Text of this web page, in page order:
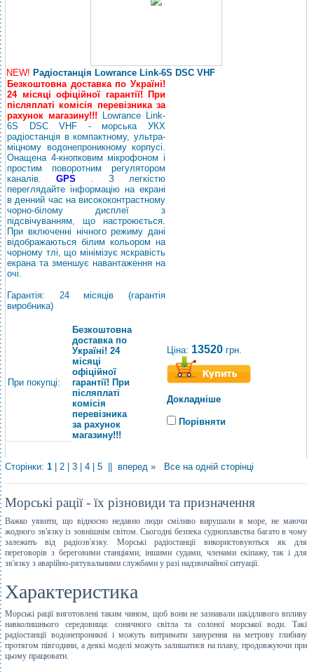
NEW! Радіостанція Lowrance Link-6S DSC VHF
Безкоштовна доставка по Україні!
24 місяці офіційної гарантії! При
післяплаті комісія перевізника за
рахунок магазину!!! Lowrance Link-
6S DSC VHF - морська УКХ
радіостанція в компактному, ультра-
міцному водонепроникному корпусі.
Онащена 4-кнопковим мікрофоном і
простим поворотним регулятором
каналів. GPS . З легкістю
переглядайте інформацію на екрані
в денний час на висококонтрастному
чорно-білому дисплеї з
підсвічуванням, що настроюється.
При включенні нічного режиму дані
відображаються білим кольором на
чорному тлі, що мінімізує яскравість
екрана та зменшує навантаження на
очі.
Гарантія: 24 місяців (гарантія
виробника)
При покупці:
Безкоштовна
доставка по
Україні! 24
місяці
офіційної
гарантії! При
післяплаті
комісія
перевізника
за рахунок
магазину!!!
Ціна: 13520 грн.
Докладніше
Порівняти
Сторінки: 1 2 3 4 5 вперед » Все на одній сторінці
Морські рації - їх різновиди та призначення
Важко уявити, що відносно недавно люди сміливо вирушали в море, не маючи
жодного зв'язку із зовнішнім світом. Сьогодні безпека судноплавства багато в чому
залежить від радіозв'язку. Морські радіостанції використовуються як для
переговорів з береговими станціями, іншими судами, членами екіпажу, так і для
зв'язку з аварійно-рятувальними службами у разі надзвичайної ситуації.
Характеристика
Морські рації виготовлені таким чином, щоб вони не зазнавали шкідливого впливу
навколишнього середовища: сонячного світла та солоної морської води. Такі
радіостанції водонепроникні і можуть витримати занурення на метрову глибину
протягом півгодини, а деякі моделі можуть залишатися на плаву, продовжуючи при
цьому працювати.